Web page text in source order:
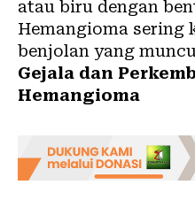
atau biru dengan
Hemangioma sering
benjolan yang
Gejala dan
Hemangioma